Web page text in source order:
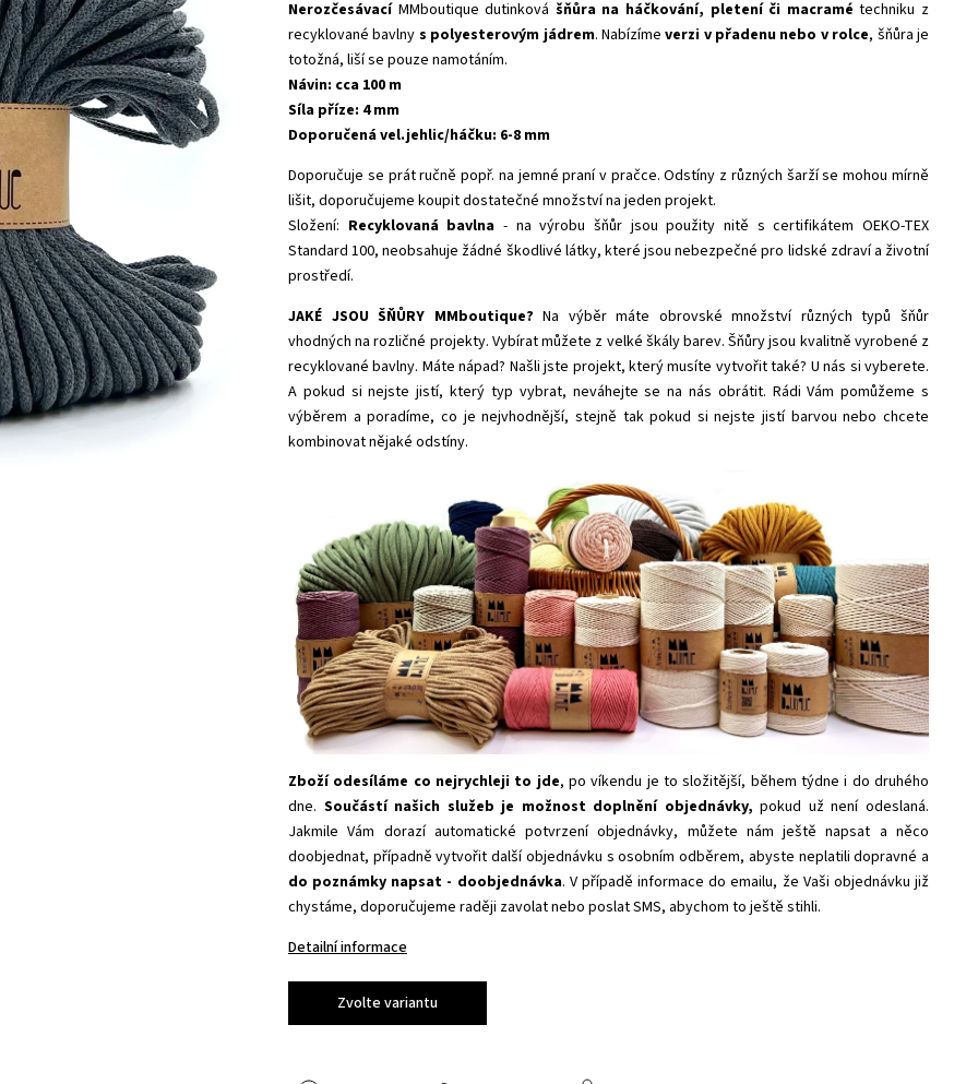
NerozčesávacíMMboutique dutinková šňůra na háčkování, pletení či macramé techniku z
recyklované bavlny s polyesterovým jádrem. Nabízímeverzi v přadenu nebo v rolce, šňůra je
totožná, liší se pouze namotáním.
Návin: cca 100 m
Síla příze: 4 mm
Doporučená vel.jehlic/háčku: 6-8 mm
Doporučuje se prát ručně popř. na jemné praní v pračce. Odstíny z různých šarží se mohou mírně
lišit, doporučujeme koupit dostatečné množství na jeden projekt.
Složení: Recyklovaná bavlna - na výrobu šňůr jsou použity nitě s certifikátem OEKO-TEX
Standard 100,neobsahuje žádné škodlivé látky, které jsou nebezpečné pro lidské zdraví a životní
prostředí.
JAKÉ JSOU ŠŇŮRY MMboutique? Na výběr máte obrovské množství různých typů šňůr
vhodných na rozličné projekty. Vybírat můžete z velké škály barev. Šňůry jsou kvalitně vyrobené z
recyklované bavlny. Máte nápad? Našli jste projekt, který musíte vytvořit také? U nás si vyberete.
A pokud si nejste jistí, který typ vybrat, neváhejte se na nás obrátit. Rádi Vám pomůžeme s
výběrem a poradíme, co je nejvhodnější, stejně tak pokud si nejste jistí barvou nebo chcete
kombinovat nějaké odstíny.
Zboží odesíláme co nejrychleji to jde, po víkendu je to složitější, během týdne i do druhého
dne. Součástí našich služeb je možnost doplnění objednávky, pokud už není odeslaná.
Jakmile Vám dorazí automatické potvrzení objednávky, můžete nám ještě napsat a něco
doobjednat, případně vytvořit další objednávku s osobním odběrem, abyste neplatili dopravné a
do poznámky napsat - doobjednávka. V případě informace do emailu, že Vaši objednávku již
chystáme, doporučujeme raději zavolat nebo poslat SMS, abychom to ještě stihli.
Detailní informace
Zvolte variantu